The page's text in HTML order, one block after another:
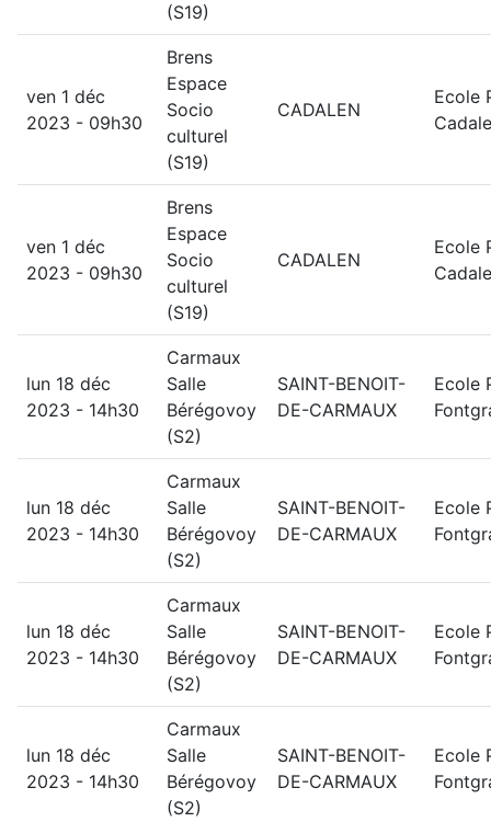
(S19)
ven 1 déc
2023 - 09h30
Brens
Espace
Socio
culturel
(S19)
CADALEN
Ecole
ven 1 déc
2023 - 09h30
Brens
Espace
Socio
culturel
(S19)
CADALEN
Ecole
lun 18 déc
2023 - 14h30
Carmaux
Salle
Bérégovoy
(S2)
SAINT-BENOIT-
DE-CARMAUX
Ecole
lun 18 déc
2023 - 14h30
Carmaux
Salle
Bérégovoy
(S2)
SAINT-BENOIT-
DE-CARMAUX
Ecole
lun 18 déc
2023 - 14h30
Carmaux
Salle
Bérégovoy
(S2)
SAINT-BENOIT-
DE-CARMAUX
Ecole
lun 18 déc
2023 - 14h30
Carmaux
Salle
Bérégovoy
(S2)
SAINT-BENOIT-
DE-CARMAUX
Ecole